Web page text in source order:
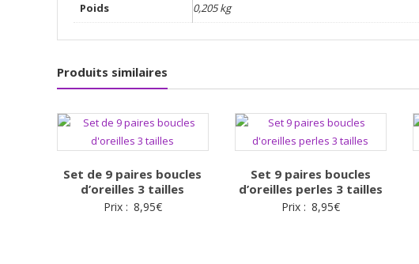
Poids 0,205 kg
Produits similaires
Set de 9 paires boucles
d’oreilles 3 tailles
Prix : 8,95€
Set 9 paires boucles
d’oreilles perles 3 tailles
Prix : 8,95€